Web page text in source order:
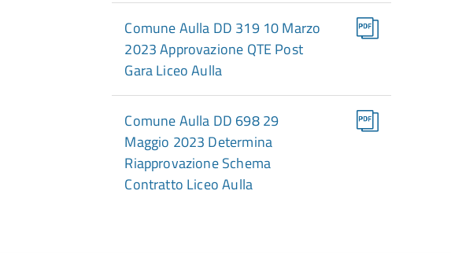
Comune Aulla DD 319 10 Marzo
2023 Approvazione QTE Post
Gara Liceo Aulla
Comune Aulla DD 698 29
Maggio 2023 Determina
Riapprovazione Schema
Contratto Liceo Aulla